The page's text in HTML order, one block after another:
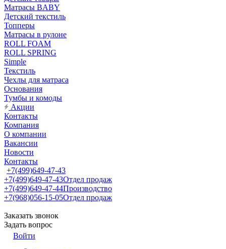
Матрасы BABY
Детский текстиль
Топперы
Матрасы в рулоне
ROLL FOAM
ROLL SPRING
Simple
Текстиль
Чехлы для матраса
Основания
Тумбы и комоды
Акции
Контакты
Компания
О компании
Вакансии
Новости
Контакты
+7(499)649-47-43
+7(499)649-47-43Отдел продаж
+7(499)649-47-44Производство
+7(968)056-15-05Отдел продаж
Заказать звонок
Задать вопрос
Войти